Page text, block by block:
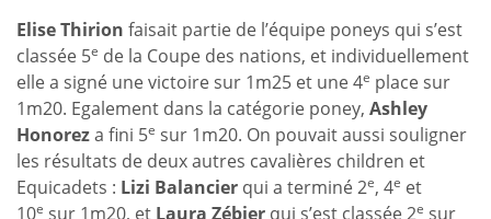
Elise Thirion faisait partie de l’équipe poneys qui s’est
classée 5e de la Coupe des nations, et individuellement
elle a signé une victoire sur 1m25 et une 4e place sur
1m20. Egalement dans la catégorie poney, Ashley
Honoreza fini 5e sur 1m20. On pouvait aussi souligner
les résultats de deux autres cavalières children et
Equicadets : Lizi Balancier qui a terminé 2e, 4e et
10e sur 1m20, et Laura Zébier qui s’est classée 2e sur